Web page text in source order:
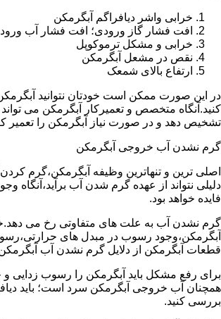
خرابی واشر دیافراگم آبگرمکن
افت فشار گاز ورودی؛ افت فشار آب
خرابی و مشکل ترموکوپل
نقص در مشعل آبگرمکن
ارتفاع بالای شمعک
در این صورت ممکن است خودتان نتوانید
کنید.آنگاه متخصص و تعمیرکار آبگرمکن می
تشخیص دهد و در صورت نیاز آبگرمکن را تعمیر
گرم نشدن آب خروجی آبگرمکن
اصلی ترین و تنهاترین وظیفه آبگرمکن،گرم
دلیلی نتواند از عهده گرم شدن آب برآید،آنگاه
فایده خواهد بود.
گرم نشدن آب به علت های متفاوتی رخ می
آبگرمکن،وجود رسوب در مبدل های
قطعات آبگرمکن از دلایل گرم نشدن آب
برای رفع مشکل باید آبگرمکن را رسوب زدایی و
همچنان آب خروجی آبگرمکن سرد است؛ باید
بررسی کنید.